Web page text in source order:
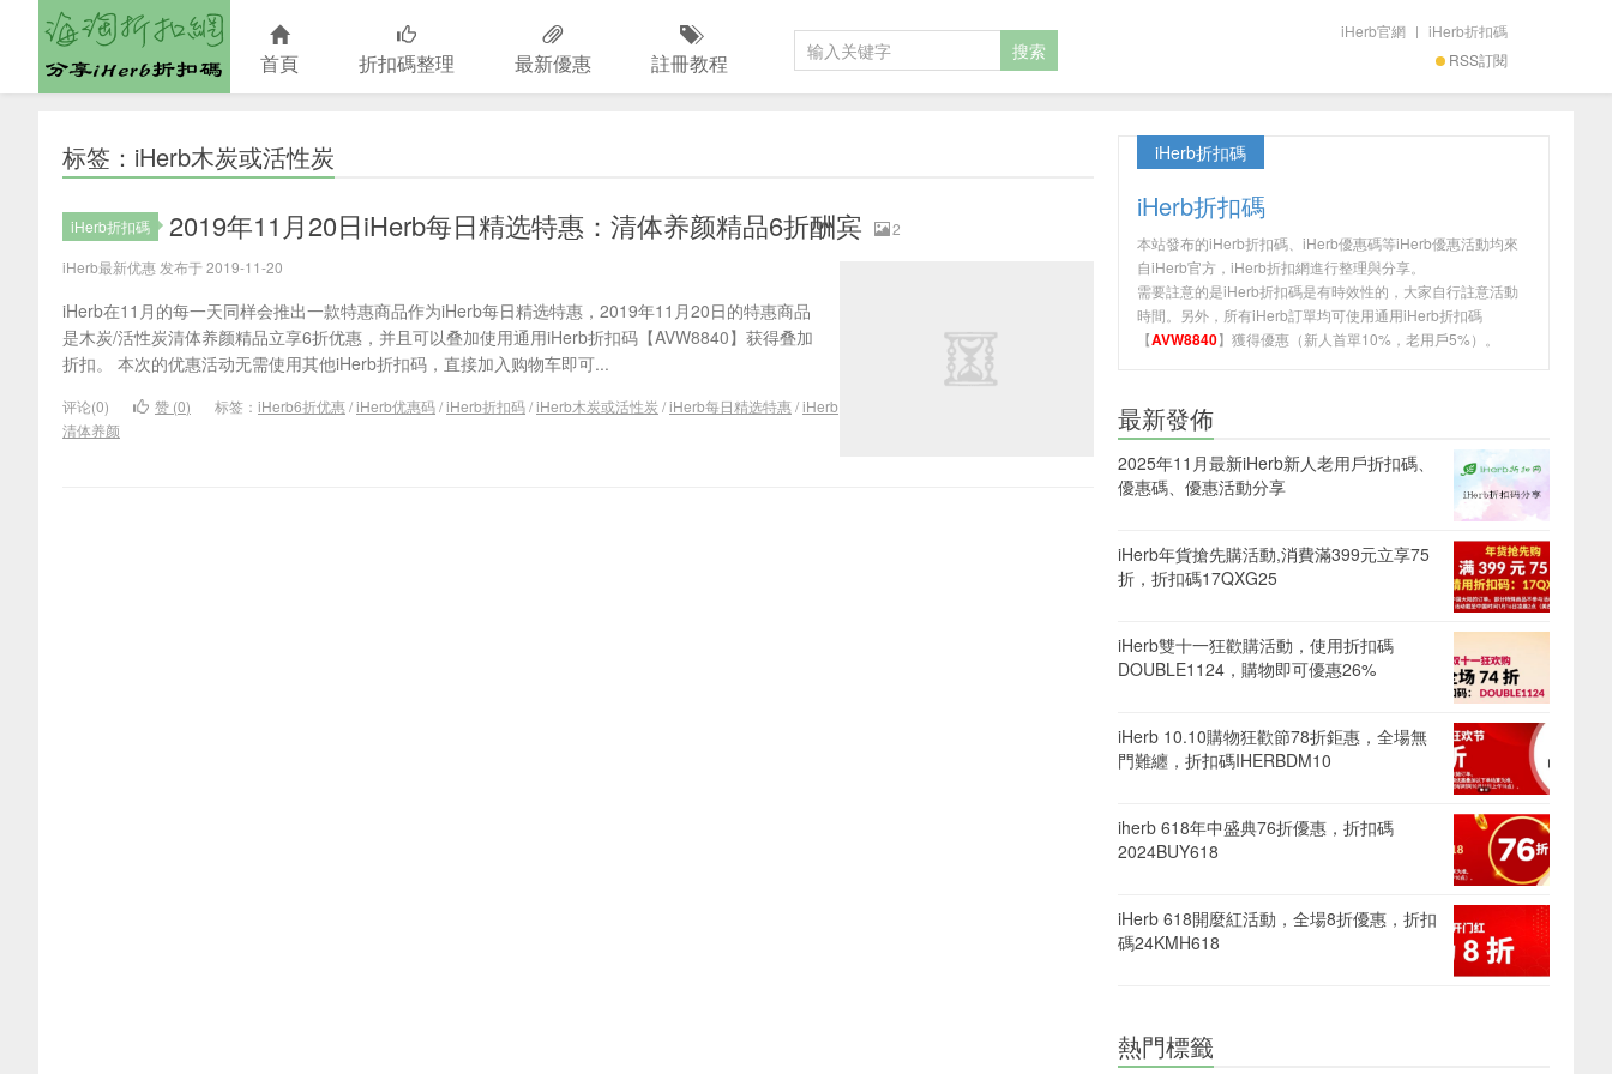
首頁 折扣碼整理 最新優惠 註冊教程 RSS訂閱
iHerb官網 | iHerb折扣碼
标签：iHerb木炭或活性炭
iHerb折扣碼 2019年11月20日iHerb每日精选特惠：清体养颜精品6折酬宾
2
iHerb最新优惠 发布于 2019-11-20
iHerb在11月的每一天同样会推出一款特惠商品作为iHerb每日精选特惠，2019年11月20日的特惠商品
是木炭/活性炭清体养颜精品立享6折优惠，并且可以叠加使用通用iHerb折扣码【AVW8840】获得叠加
折扣。 本次的优惠活动无需使用其他iHerb折扣码，直接加入购物车即可...
评论(0) 赞 (0) 标签： iHerb6折优惠/iHerb优惠码/iHerb折扣码/iHerb木炭或活性炭/iHerb每日精选特惠/iHerb
清体养颜
iHerb折扣碼
iHerb折扣碼
本站發布的iHerb折扣碼、iHerb優惠碼等iHerb優惠活動均來
自iHerb官方，iHerb折扣網進行整理與分享。
需要註意的是iHerb折扣碼是有時效性的，大家自行註意活動
時間。另外，所有iHerb訂單均可使用通用iHerb折扣碼
【AVW8840】獲得優惠（新人首單10%，老用戶5%）。
最新發佈
2025年11月最新iHerb新人老用戶折扣碼、
優惠碼、優惠活動分享
iHerb年貨搶先購活動,消費滿399元立享75
折，折扣碼17QXG25
iHerb雙十一狂歡購活動，使用折扣碼
DOUBLE1124，購物即可優惠26%
iHerb 10.10購物狂歡節78折鉅惠，全場無
門難纏，折扣碼IHERBDM10
iherb 618年中盛典76折優惠，折扣碼
2024BUY618
iHerb 618開麼紅活動，全場8折優惠，折扣
碼24KMH618
熱門標籤